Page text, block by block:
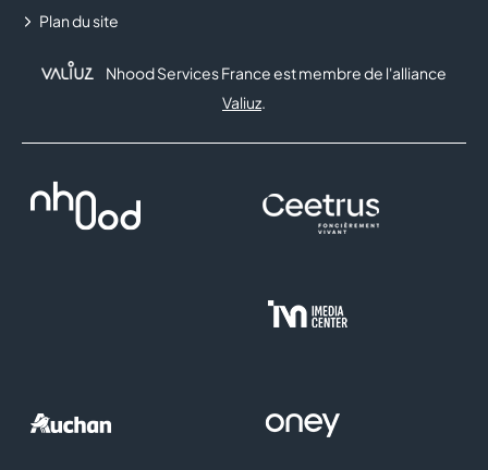
Plan du site
Nhood Services France est membre de l'alliance
Valiuz